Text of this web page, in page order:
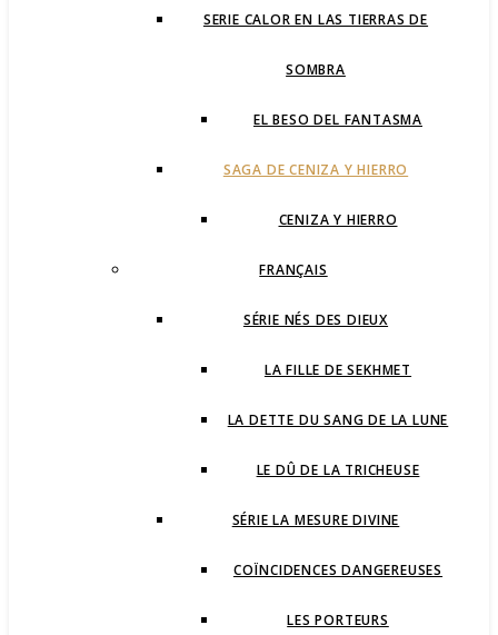
SERIE CALOR EN LAS TIERRAS DE
SOMBRA
EL BESO DEL FANTASMA
SAGA DE CENIZA Y HIERRO
CENIZA Y HIERRO
FRANÇAIS
SÉRIE NÉS DES DIEUX
LA FILLE DE SEKHMET
LA DETTE DU SANG DE LA LUNE
LE DÛ DE LA TRICHEUSE
SÉRIE LA MESURE DIVINE
COÏNCIDENCES DANGEREUSES
LES PORTEURS